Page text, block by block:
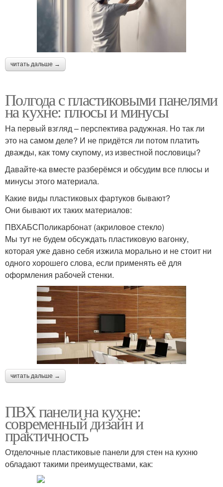
читать дальше →
Полгода с пластиковыми панелями
на кухне: плюсы и минусы
На первый взгляд – перспектива радужная. Но так ли
это на самом деле? И не придётся ли потом платить
дважды, как тому скупому, из известной пословицы?
Давайте-ка вместе разберёмся и обсудим все плюсы и
минусы этого материала.
Какие виды пластиковых фартуков бывают?
Они бывают их таких материалов:
ПВХАБСПоликарбонат (акриловое стекло)
Мы тут не будем обсуждать пластиковую вагонку,
которая уже давно себя изжила морально и не стоит ни
одного хорошего слова, если применять её для
оформления рабочей стенки.
читать дальше →
ПВХ панели на кухне:
современный дизайн и
практичность
Отделочные пластиковые панели для стен на кухню
обладают такими преимуществами, как: